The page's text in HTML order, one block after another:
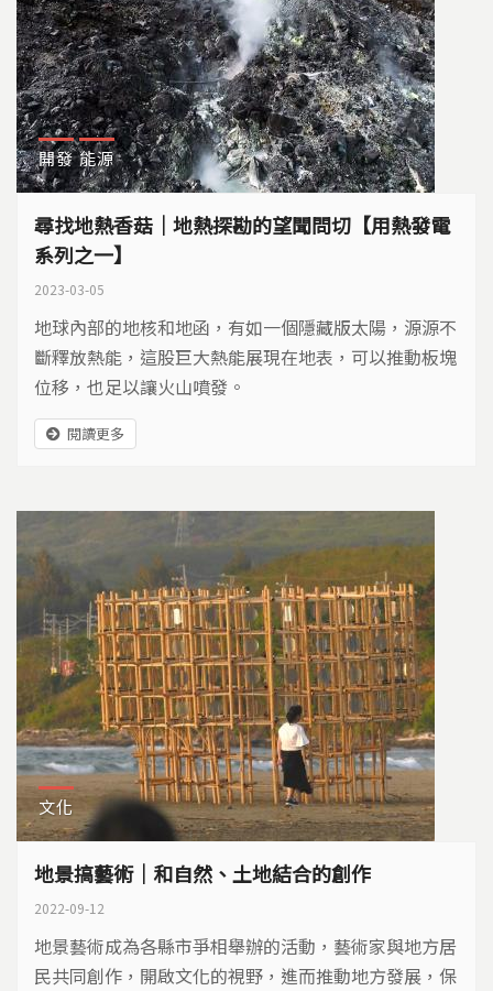
開發 能源
尋找地熱香菇｜地熱探勘的望聞問切【用熱發電
系列之一】
2023-03-05
地球內部的地核和地函，有如一個隱藏版太陽，源源不
斷釋放熱能，這股巨大熱能展現在地表，可以推動板塊
位移，也足以讓火山噴發。
閱讀更多
文化
地景搞藝術｜和自然、土地結合的創作
2022-09-12
地景藝術成為各縣市爭相舉辦的活動，藝術家與地方居
民共同創作，開啟文化的視野，進而推動地方發展，保